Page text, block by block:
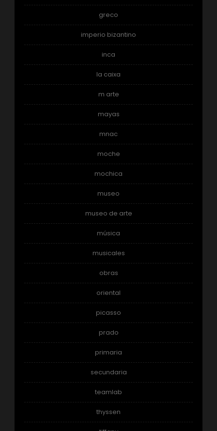
greco
imperio bizantino
inca
la caixa
m arte
mayas
mnac
moche
mochica
museo
museo de arte
música
musicales
obras
oriental
picasso
prado
primaria
secundaria
teamlab
thyssen